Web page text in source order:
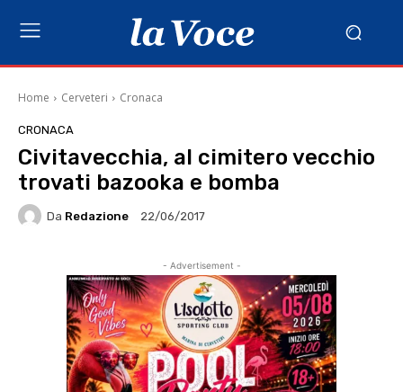
Home Cerveteri Cronaca
CRONACA
Civitavecchia, al cimitero vecchio
trovati bazooka e bomba
Da Redazione 22/06/2017
- Advertisement -